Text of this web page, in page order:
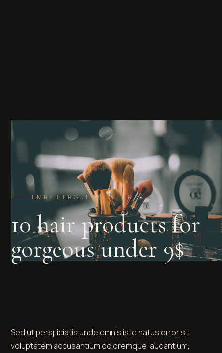
EMRE HERGÜL COIFFEUR
10 hair products for
gorgeous under 9$
Sed ut perspiciatis unde omnis iste natus error sit
voluptatem accusantium doloremque laudantium,